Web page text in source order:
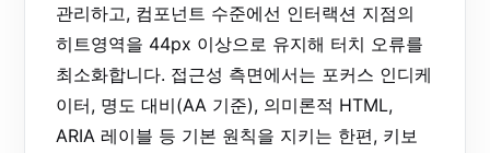
관리하고, 컴포넌트 수준에선 인터랙션 지점의
히트영역을 44px 이상으로 유지해 터치 오류를
최소화합니다. 접근성 측면에서는 포커스 인디케
이터, 명도 대비(AA 기준), 의미론적 HTML,
ARIA 레이블 등 기본 원칙을 지키는 한편, 키보